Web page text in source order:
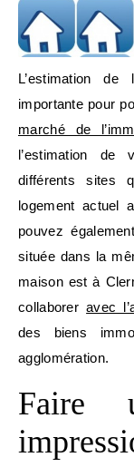
L’estimation
importante pour
marché de
l’estimation de
différents sites
logement actuel
pouvez
située dans la
maison est à
collaboreravec
des biens
agglomération.
Faire